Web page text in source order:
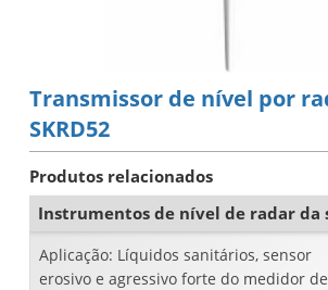
Transmissor de nível por
SKRD52
Produtos relacionados
Instrumentos de nível de radar da
Aplicação: Líquidos sanitários, sensor
erosivo e agressivo forte do medidor de